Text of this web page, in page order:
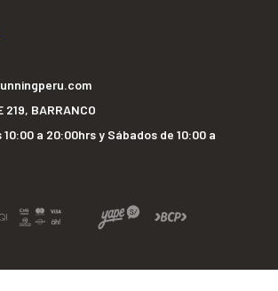
219, BARRANCO
a 20:00hrs y Sábados de 10:00 a